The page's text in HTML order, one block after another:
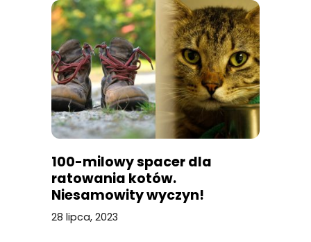
100-milowy spacer dla
ratowania kotów.
Niesamowity wyczyn!
28 lipca, 2023